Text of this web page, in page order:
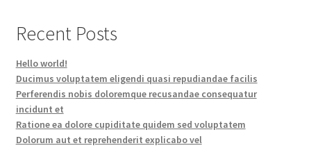
Recent Posts
Hello world!
Ducimus voluptatem eligendi quasi repudiandae facilis
Perferendis nobis doloremque recusandae consequatur
incidunt et
Ratione ea dolore cupiditate quidem sed voluptatem
Dolorum aut et reprehenderit explicabo vel